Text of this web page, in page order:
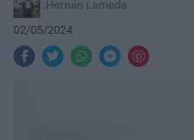
Hernán Lameda
02/05/2024